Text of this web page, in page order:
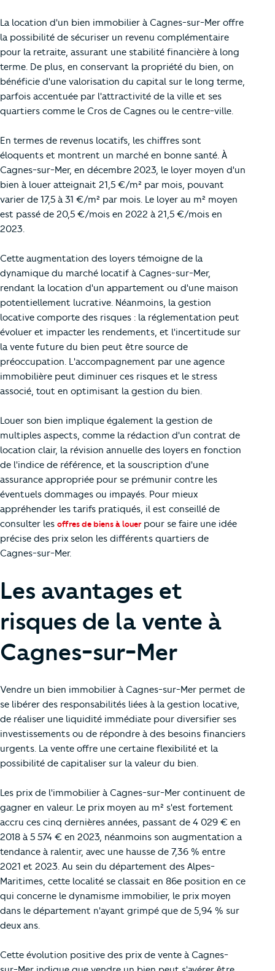
La location d'un bien immobilier à Cagnes-sur-Mer offre
la possibilité de sécuriser un revenu complémentaire
pour la retraite, assurant une stabilité financière à long
terme. De plus, en conservant la propriété du bien, on
bénéficie d'une valorisation du capital sur le long terme,
parfois accentuée par l'attractivité de la ville et ses
quartiers comme le Cros de Cagnes ou le centre-ville.
En termes de revenus locatifs, les chiffres sont
éloquents et montrent un marché en bonne santé. À
Cagnes-sur-Mer, en décembre 2023, le loyer moyen d'un
bien à louer atteignait 21,5 €/m² par mois, pouvant
varier de 17,5 à 31 €/m² par mois. Le loyer au m² moyen
est passé de 20,5 €/mois en 2022 à 21,5 €/mois en
2023.
Cette augmentation des loyers témoigne de la
dynamique du marché locatif à Cagnes-sur-Mer,
rendant la location d'un appartement ou d'une maison
potentiellement lucrative. Néanmoins, la gestion
locative comporte des risques : la réglementation peut
évoluer et impacter les rendements, et l'incertitude sur
la vente future du bien peut être source de
préoccupation. L'accompagnement par une agence
immobilière peut diminuer ces risques et le stress
associé, tout en optimisant la gestion du bien.
Louer son bien implique également la gestion de
multiples aspects, comme la rédaction d'un contrat de
location clair, la révision annuelle des loyers en fonction
de l'indice de référence, et la souscription d'une
assurance appropriée pour se prémunir contre les
éventuels dommages ou impayés. Pour mieux
appréhender les tarifs pratiqués, il est conseillé de
consulter les offres de biens à louerpour se faire une idée
précise des prix selon les différents quartiers de
Cagnes-sur-Mer.
Les avantages et
risques de la vente à
Cagnes-sur-Mer
Vendre un bien immobilier à Cagnes-sur-Mer permet de
se libérer des responsabilités liées à la gestion locative,
de réaliser une liquidité immédiate pour diversifier ses
investissements ou de répondre à des besoins financiers
urgents. La vente offre une certaine flexibilité et la
possibilité de capitaliser sur la valeur du bien.
Les prix de l'immobilier à Cagnes-sur-Mer continuent de
gagner en valeur. Le prix moyen au m² s'est fortement
accru ces cinq dernières années, passant de 4 029 € en
2018 à 5 574 € en 2023, néanmoins son augmentation a
tendance à ralentir, avec une hausse de 7,36 % entre
2021 et 2023. Au sein du département des Alpes-
Maritimes, cette localité se classait en 86e position en ce
qui concerne le dynamisme immobilier, le prix moyen
dans le département n'ayant grimpé que de 5,94 % sur
deux ans.
Cette évolution positive des prix de vente à Cagnes-